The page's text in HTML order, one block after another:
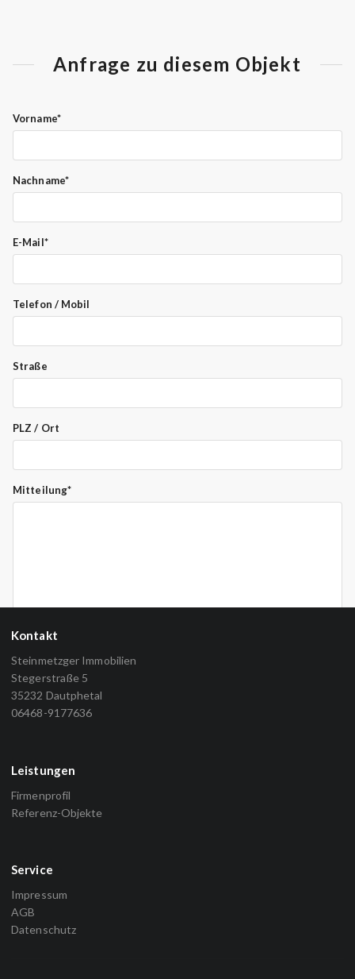
Anfrage zu diesem Objekt
Vorname*
Nachname*
E-Mail*
Telefon / Mobil
Straße
PLZ / Ort
Mitteilung*
Datenschutzerklärung
Senden
Kontakt
Steinmetzger Immobilien
Stegerstraße 5
35232 Dautphetal
06468-9177636
Leistungen
Firmenprofil
Referenz-Objekte
Service
Impressum
AGB
Datenschutz